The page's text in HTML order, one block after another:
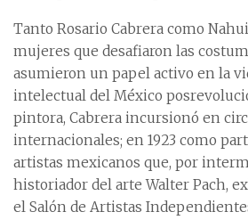
Tanto Rosario Cabrera como
mujeres que desafiaron las
asumieron un papel activo en la
intelectual del México
pintora, Cabrera incursionó en
internacionales; en 1923 como
artistas mexicanos que, por
historiador del arte Walter Pach,
el Salón de Artistas